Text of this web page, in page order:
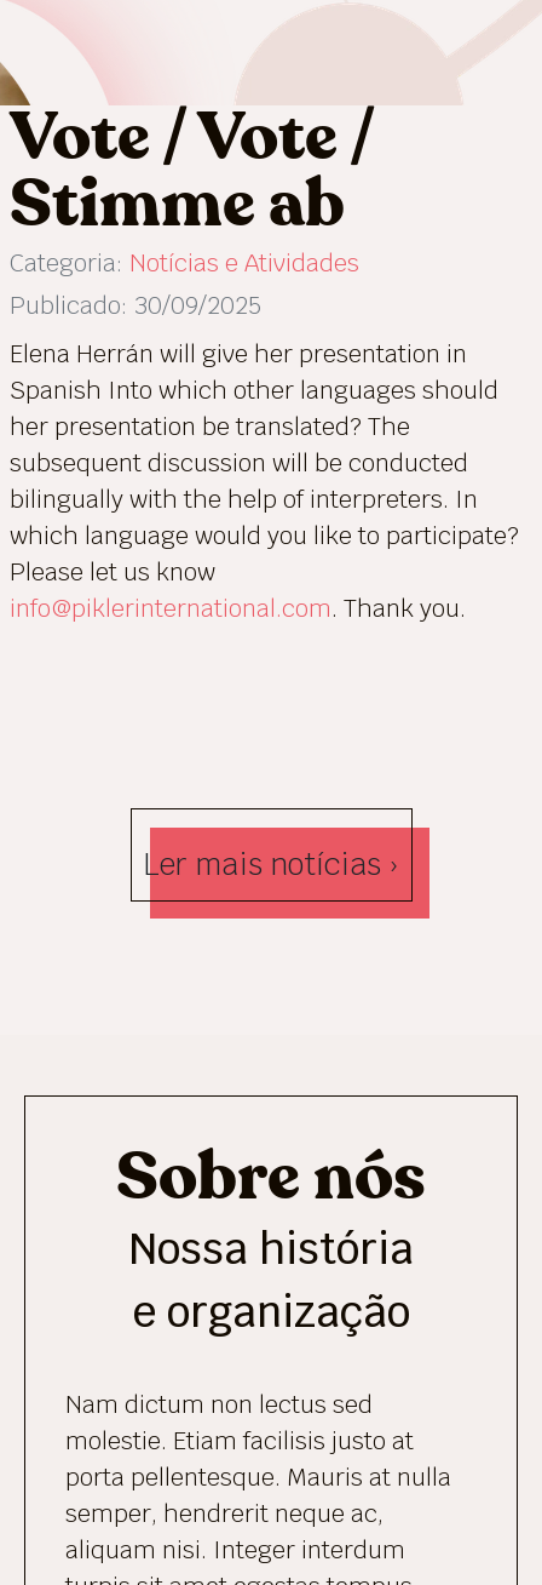
Vote / Vote /
Stimme ab
Categoria: Notícias e Atividades
Publicado: 30/09/2025
Elena Herrán will give her presentation in
Spanish Into which other languages should
her presentation be translated? The
subsequent discussion will be conducted
bilingually with the help of interpreters. In
which language would you like to participate?
Please let us know
info@piklerinternational.com. Thank you.
Ler mais notícias ›
Sobre nós
Nossa história
e organização
Nam dictum non lectus sed
molestie. Etiam facilisis justo at
porta pellentesque. Mauris at nulla
semper, hendrerit neque ac,
aliquam nisi. Integer interdum